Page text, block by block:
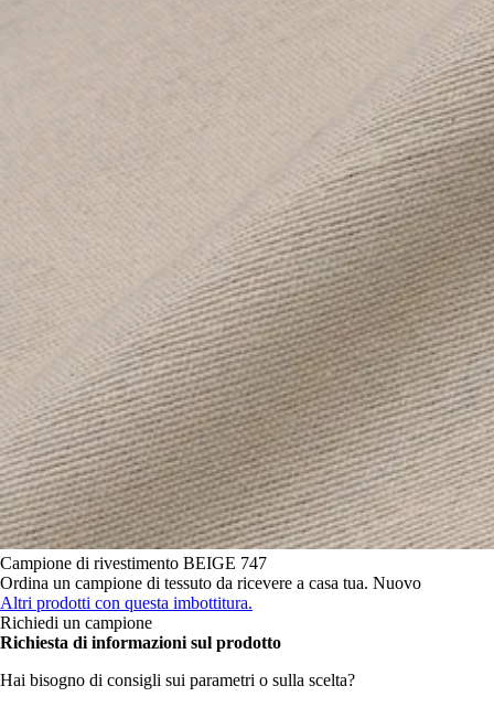
Campione di rivestimento BEIGE 747
Ordina un campione di tessuto da ricevere a casa tua. Nuovo
Altri prodotti con questa imbottitura.
Richiedi un campione
Richiesta di informazioni sul prodotto
Hai bisogno di consigli sui parametri o sulla scelta?